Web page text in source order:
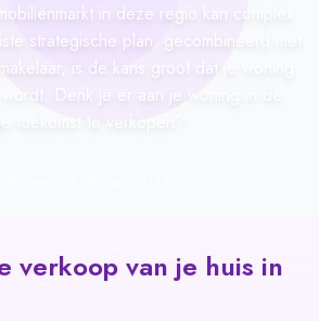
in deze regio kan complex
strategische plan, gecombineerd met
is de kans groot dat je woning
wordt. Denk je er aan je woning in de
verkoop van je huis in